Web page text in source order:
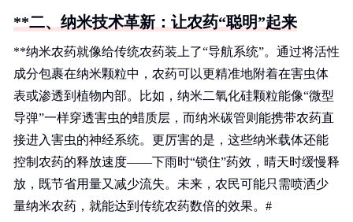
**二、纳米技术革新：让农药“聪明”起来
**纳米农药就像给传统农药装上了“导航系统”。通过将活性
成分包裹在纳米颗粒中，农药可以更精准地附着在害虫体
表或渗透到植物内部。比如，纳米二氧化硅颗粒能像“微型
导弹”一样穿透害虫的蜡质层，而纳米碳管则能携带农药直
接进入害虫的神经系统。更厉害的是，这些纳米载体还能
控制农药的释放速度——下雨时“锁住”药效，晴天时缓慢释
放，既节省用量又减少流失。未来，农民可能只需喷洒少
量纳米农药，就能达到传统农药数倍的效果。#